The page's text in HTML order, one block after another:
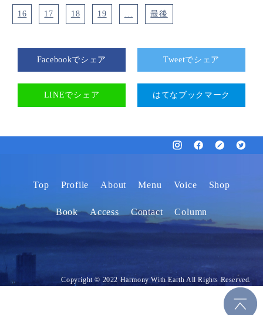
16 17 18 19 最後
Facebookでシェア Tweetでシェア
LINEでシェア はてなブックマーク
Top Profile About Menu Voice Shop
Book Access Contact Column
Copyright © 2022 Harmony With Earth All Rights Reserved.